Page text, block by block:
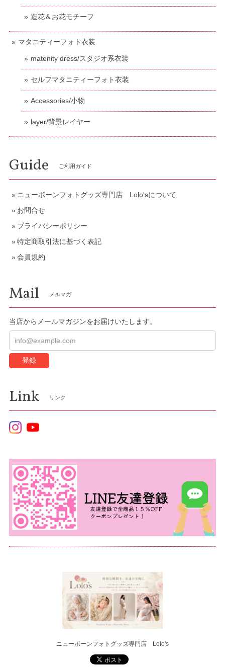
造花＆お花モチーフ
マタニティーフォト衣装
matenity dress/スタジオ系衣装
セルフマタニティーフォト衣装
Accessories/小物
layer/背景レイヤー
Guide ご利用ガイド
ニューボーンフォトグッズ専門店 Lolo'sについて
お問合せ
プライバシーポリシー
特定商取引法に基づく表記
会員規約
Mail メルマガ
当店からメールマガジンをお届けいたします。
登録
Link リンク
ニューボーンフォトグッズ専門店 Lolo's